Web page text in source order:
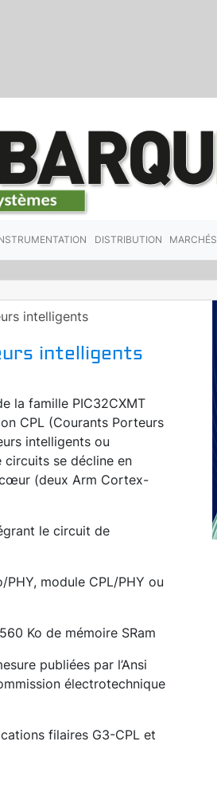
DISTRIBUTION MARCHÉS
intelligents
intelligents
la famille PIC32CXMT
CPL (Courants Porteurs
intelligents ou
circuits se décline en
(deux Arm Cortex-
le circuit de
module CPL/PHY ou
Ko de mémoire SRam
publiées par l’Ansi
électrotechnique
filaires G3-CPL et